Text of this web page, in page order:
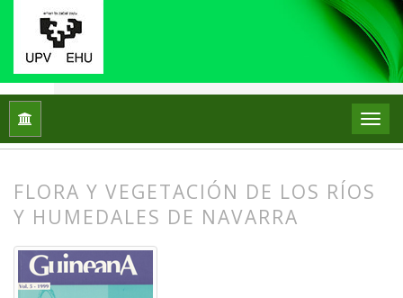
Inicio Núm. 5 (1999): Flora y vegetación de los
FLORA Y VEGETACIÓN DE LOS RÍOS
Y HUMEDALES DE NAVARRA